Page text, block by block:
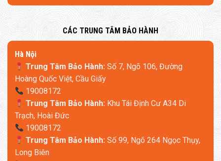
–Chịu lực 75kg/sợi, tuổi thọ lên đến10 năm
, vượt trội so với
khung kim loại thông thường.
– Ứng dụng công nghệkhung chống vatừ Audi, Mercedes,
đảm bảo độ bền vượt thời gian.
​CÁC TRUNG TÂM BẢO HÀNH
​Hà Nội
Trung Tâm Bảo Hành:Số 7, Ngõ 106, Đường
Hoàng Quốc Việt, Cầu Giấy
19008172
Trung Tâm Bảo Hành:Khu Tái Định Cư A34 Di
Trạch, Hoài Đức
19008172
Trung Tâm Bảo Hành:Số 99, Ngõ 264 Ngọc Thụy,
Long Biên